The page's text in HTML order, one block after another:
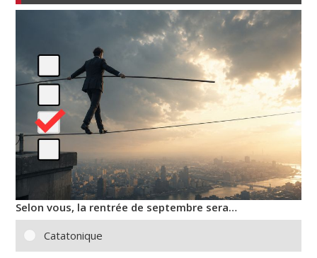
Selon vous, la rentrée de septembre sera…
Catatonique